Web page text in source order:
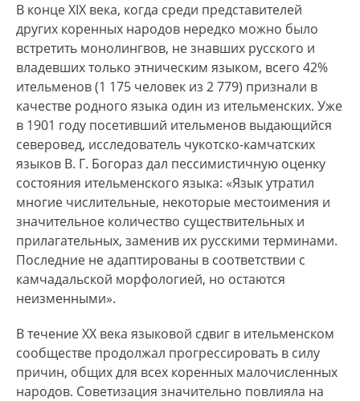
В конце XIX века, когда среди представителей
других коренных народов нередко можно было
встретить монолингвов, не знавших русского и
владевших только этническим языком, всего 42%
ительменов (1 175 человек из 2 779) признали в
качестве родного языка один из ительменских. Уже
в 1901 году посетивший ительменов выдающийся
северовед, исследователь чукотско-камчатских
языков В. Г. Богораз дал пессимистичную оценку
состояния ительменского языка: «Язык утратил
многие числительные, некоторые местоимения и
значительное количество существительных и
прилагательных, заменив их русскими терминами.
Последние не адаптированы в соответствии с
камчадальской морфологией, но остаются
неизменными».
В течение ХХ века языковой сдвиг в ительменском
сообществе продолжал прогрессировать в силу
причин, общих для всех коренных малочисленных
народов. Советизация значительно повлияла на